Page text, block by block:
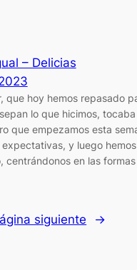
– Delicias
que hoy hemos repasado
lo que hicimos, tocaba
que empezamos esta
y luego hemos
centrándonos en las
siguiente →